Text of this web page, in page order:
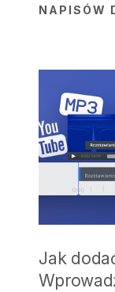
NAPISÓW
Jak